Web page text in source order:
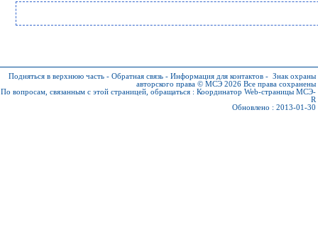
Подняться в верхнюю часть - Обратная связь - Информация для контактов - Знак охраны
авторского права © МСЭ 2026 Все права сохранены
По вопросам, связанным с этой страницей, обращаться : Координатор Web-страницы МСЭ-
R
Обновлено : 2013-01-30